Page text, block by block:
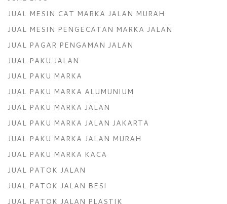
JUAL MESIN CAT MARKA JALAN MURAH
JUAL MESIN PENGECATAN MARKA JALAN
JUAL PAGAR PENGAMAN JALAN
JUAL PAKU JALAN
JUAL PAKU MARKA
JUAL PAKU MARKA ALUMUNIUM
JUAL PAKU MARKA JALAN
JUAL PAKU MARKA JALAN JAKARTA
JUAL PAKU MARKA JALAN MURAH
JUAL PAKU MARKA KACA
JUAL PATOK JALAN
JUAL PATOK JALAN BESI
JUAL PATOK JALAN PLASTIK